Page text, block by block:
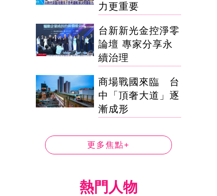
力更重要
台新新光金控淨零
論壇 專家分享永
續治理
商場戰國來臨 台
中「頂奢大道」逐
漸成形
更多焦點+
熱門人物